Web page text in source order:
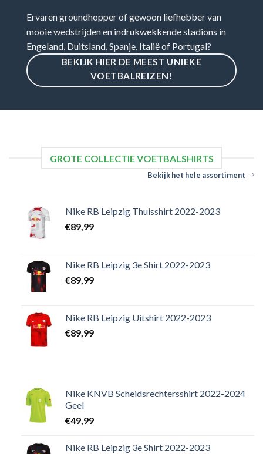
Ervaren groundhopper of gewoon liefhebber van
mooie wedstrijden en indrukwekkende stadions in
Engeland, Duitsland, Spanje, Italië of Portugal?
BEKIJK HIER DE MEEST UNIEKE
VOETBALREIZEN!
GROTE COLLECTIE VOETBALSHIRTS
Bekijk het hele assortiment
Nike RB Leipzig Thuisshirt 2022-2023
€89,99
Nike RB Leipzig 3e Shirt 2022-2023
€89,99
Nike RB Leipzig Uitshirt 2022-2023
€89,99
Nike KNVB Scheidsrechtersshirt 2022-2024
Geel
€49,99
Nike RB Leipzig 3e Shirt 2022-2023